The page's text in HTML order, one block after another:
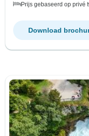
Prijs gebaseerd op privé
Download